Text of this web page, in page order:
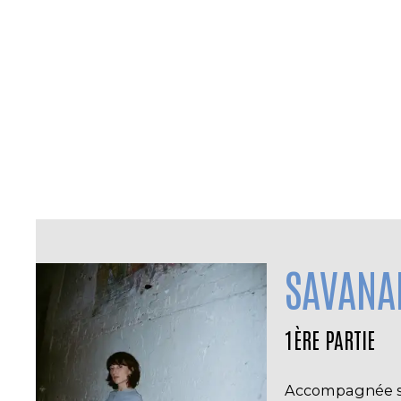
1ÈRE PARTIE
Accompagnée